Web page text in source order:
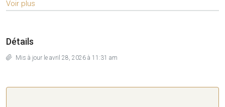
Voir plus
Détails
Mis à jour le avril 28, 2026 à 11:31 am